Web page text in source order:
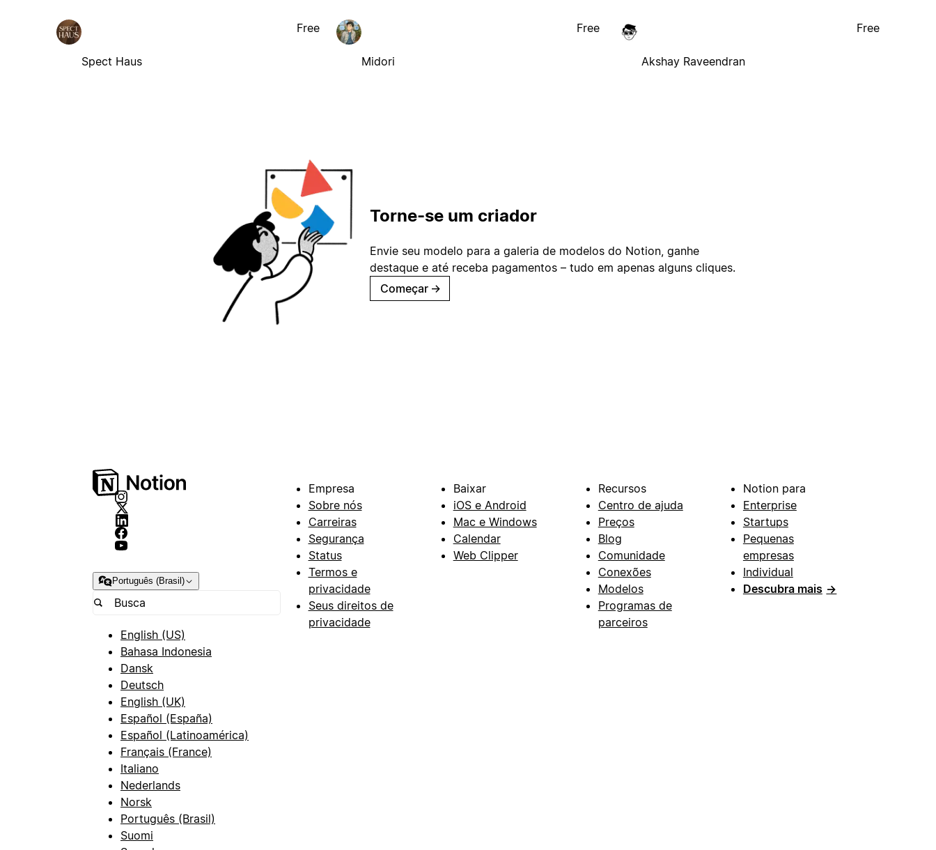
Spect Haus
Free
Midori
Free
Akshay Raveendran
Free
Torne-se um criador
Envie seu modelo para a galeria de modelos do Notion, ganhe
destaque e até receba pagamentos – tudo em apenas alguns cliques.
Começar →
Português (Brasil)
English (US)
Bahasa Indonesia
Dansk
Deutsch
English (UK)
Español (España)
Español (Latinoamérica)
Français (France)
Italiano
Nederlands
Norsk
Português (Brasil)
Suomi
Empresa
Sobre nós
Carreiras
Segurança
Status
Termos e
privacidade
Seus direitos de
privacidade
Baixar
iOS e Android
Mac e Windows
Calendar
Web Clipper
Recursos
Centro de ajuda
Preços
Blog
Comunidade
Conexões
Modelos
Programas de
parceiros
Notion para
Enterprise
Startups
Pequenas
empresas
Individual
Descubra mais →